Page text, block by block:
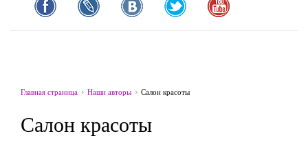
Главная страница Наши авторы Салон красоты
Салон красоты